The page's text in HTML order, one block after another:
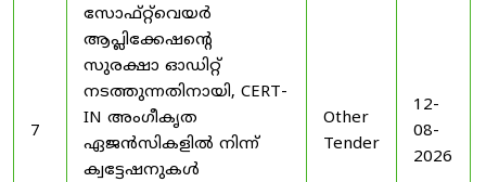
7
സോഫ്റ്റ്‌വെയർ
ആപ്ലിക്കേഷന്റെ
സുരക്ഷാ ഓഡിറ്റ്
നടത്തുന്നതിനായി, CERT-
IN അംഗീകൃത
ഏജൻസികളിൽ നിന്ന്
ക്വട്ടേഷനുകൾ
Other
Tender
12-
08-
2026